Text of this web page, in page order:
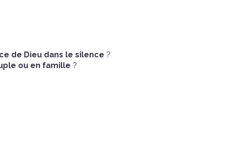
de Dieu dans le silence ?
ou en famille ?